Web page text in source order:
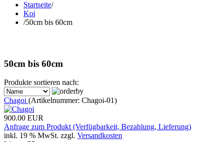
Startseite/
Koi
/50cm bis 60cm
50cm bis 60cm
Produkte sortieren nach:
Chagoi (Artikelnummer: Chagoi-01)
900.00 EUR
Anfrage zum Produkt (Verfügbarkeit, Bezahlung, Lieferung)
inkl. 19 % MwSt. zzgl. Versandkosten